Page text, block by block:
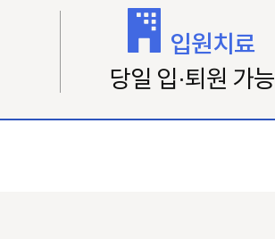
입원치료
당일 입·퇴원 가능